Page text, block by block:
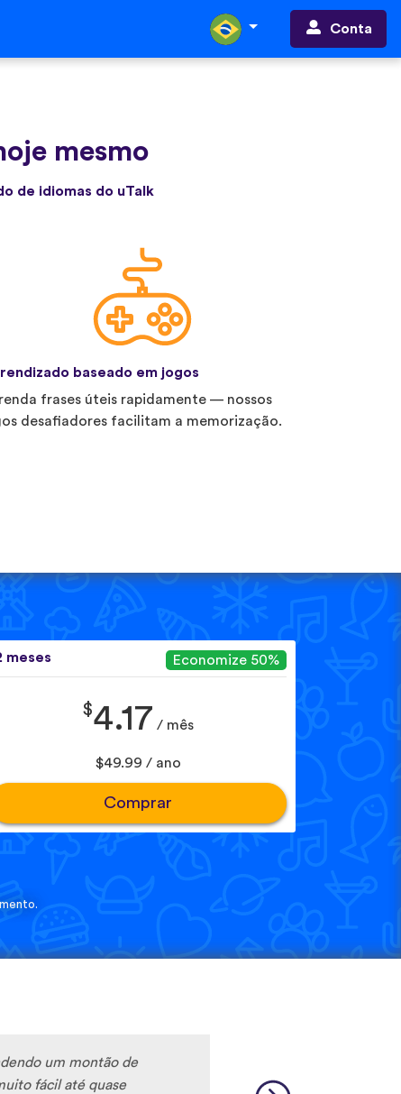
Conta
mesmo
de idiomas do uTalk
baseado em jogos
frases úteis rapidamente — nossos
desafiadores facilitam a memorização.
meses Economize 50%
$4.17 / mês
$49.99 / ano
Comprar
um montão de
fácil até quase